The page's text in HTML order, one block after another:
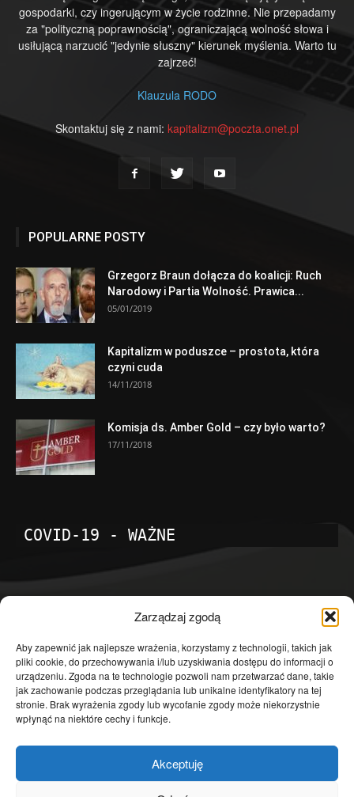
Zarządzaj zgodą
Aby zapewnić jak najlepsze wrażenia, korzystamy z technologii, takich jak
pliki cookie, do przechowywania i/lub uzyskiwania dostępu do informacji o
urządzeniu. Zgoda na te technologie pozwoli nam przetwarzać dane, takie
jak zachowanie podczas przeglądania lub unikalne identyfikatory na tej
stronie. Brak wyrażenia zgody lub wycofanie zgody może niekorzystnie
wpłynąć na niektóre cechy i funkcje.
Akceptuję
gospodarki, czy ingerującym w życie rodzinne. Nie przepadamy
za "polityczną poprawnością", ograniczającą wolność słowa i
usiłującą narzucić "jedynie słuszny" kierunek myślenia. Warto tu
zajrzeć!
Klauzula RODO
Skontaktuj się z nami: kapitalizm@poczta.onet.pl
POPULARNE POSTY
Grzegorz Braun dołącza do koalicji: Ruch
Narodowy i Partia Wolność. Prawica...
05/01/2019
Kapitalizm w poduszce – prostota, która
czyni cuda
14/11/2018
Komisja ds. Amber Gold – czy było warto?
17/11/2018
COVID-19 - WAŻNE
Temat dnia
4601
Publicystyka
4363
Polityka
3639
Polska
Społeczeństwo
2823